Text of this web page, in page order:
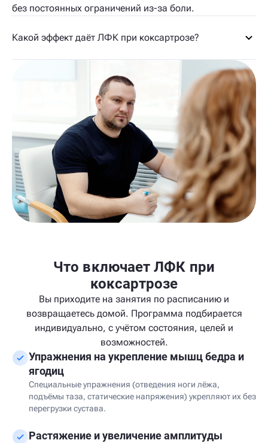
без постоянных ограничений из-за боли.
Какой эффект даёт ЛФК при коксартрозе?
Что включает ЛФК при
коксартрозе
Вы приходите на занятия по расписанию и
возвращаетесь домой. Программа подбирается
индивидуально, с учётом состояния, целей и
возможностей.
Упражнения на укрепление мышц бедра и
ягодиц
Специальные упражнения (отведения ноги лёжа,
подъёмы таза, статические напряжения) укрепляют их без
перегрузки сустава.
Растяжение и увеличение амплитуды